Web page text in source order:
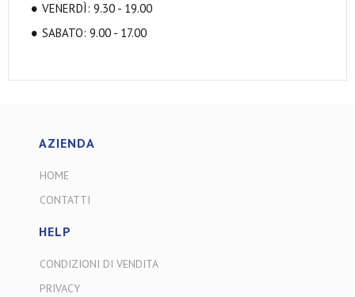
VENERDÌ: 9.30 - 19.00
SABATO: 9.00 - 17.00
AZIENDA
HOME
CONTATTI
HELP
CONDIZIONI DI VENDITA
PRIVACY